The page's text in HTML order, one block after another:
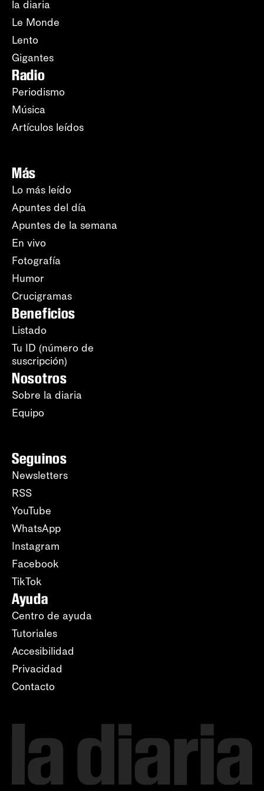
la diaria
Le Monde
Lento
Gigantes
Radio
Periodismo
Música
Artículos leídos
Más
Lo más leído
Apuntes del día
Apuntes de la semana
En vivo
Fotografía
Humor
Crucigramas
Beneficios
Listado
Tu ID (número de
suscripción)
Nosotros
Sobre la diaria
Equipo
Seguinos
Newsletters
RSS
YouTube
WhatsApp
Instagram
Facebook
TikTok
Ayuda
Centro de ayuda
Tutoriales
Accesibilidad
Privacidad
Contacto